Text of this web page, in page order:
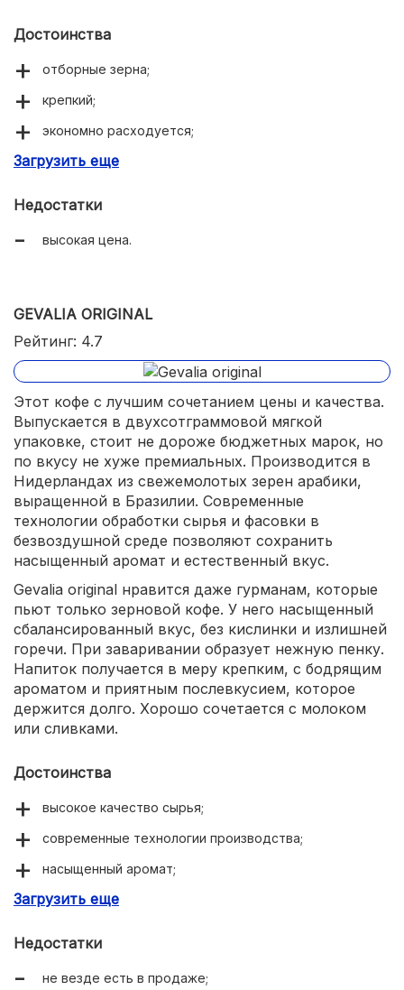
Достоинства
отборные зерна;
крепкий;
экономно расходуется;
насыщенный аромат;
Загрузить еще
Недостатки
высокая цена.
GEVALIA ORIGINAL
Рейтинг: 4.7
Этот кофе с лучшим сочетанием цены и качества.
Выпускается в двухсотграммовой мягкой
упаковке, стоит не дороже бюджетных марок, но
по вкусу не хуже премиальных. Производится в
Нидерландах из свежемолотых зерен арабики,
выращенной в Бразилии. Современные
технологии обработки сырья и фасовки в
безвоздушной среде позволяют сохранить
насыщенный аромат и естественный вкус.
Gevalia original нравится даже гурманам, которые
пьют только зерновой кофе. У него насыщенный
сбалансированный вкус, без кислинки и излишней
горечи. При заваривании образует нежную пенку.
Напиток получается в меру крепким, с бодрящим
ароматом и приятным послевкусием, которое
держится долго. Хорошо сочетается с молоком
или сливками.
Достоинства
высокое качество сырья;
современные технологии производства;
насыщенный аромат;
приятный вкус без кислоты;
Загрузить еще
Недостатки
не везде есть в продаже;